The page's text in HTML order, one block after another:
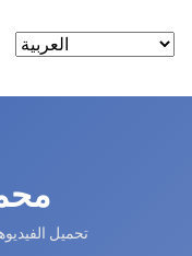
تحميل